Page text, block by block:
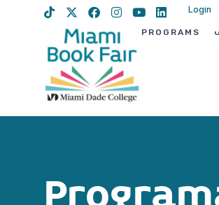
Login
PROGRAMS